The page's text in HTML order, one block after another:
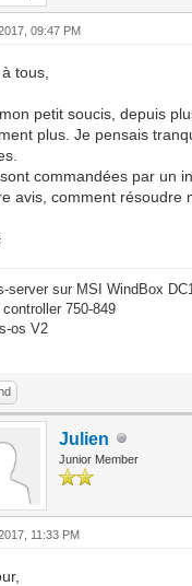
09:47 PM
tous,
petit soucis, depuis
plus. Je pensais
commandées par un
avis, comment résoudre
server sur MSI WindBox
controller 750-849
os V2
Julien
Junior Member
11:33 PM